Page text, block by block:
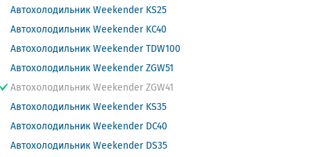
Автохолодильник Weekender KS25
Автохолодильник Weekender KC40
Автохолодильник Weekender TDW100
Автохолодильник Weekender ZGW51
Автохолодильник Weekender ZGW41
Автохолодильник Weekender KS35
Автохолодильник Weekender DC40
Автохолодильник Weekender DS35